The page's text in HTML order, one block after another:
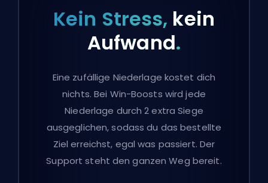
Kein Stress, kein
Aufwand.
Eine zufällige Niederlage kostet dich
nichts. Bei Win-Boosts wird jede
Niederlage durch 2 extra Siege
ausgeglichen, sodass du das bestellte
Ziel erreichst, egal was passiert. Der
Support steht den ganzen Weg bereit.